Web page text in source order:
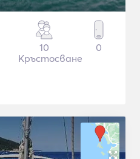
10
Кръстосване
0